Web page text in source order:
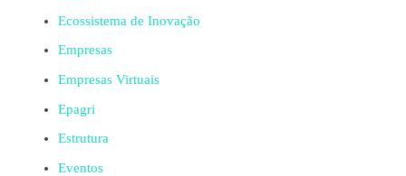
Ecossistema de Inovação
Empresas
Empresas Virtuais
Epagri
Estrutura
Eventos